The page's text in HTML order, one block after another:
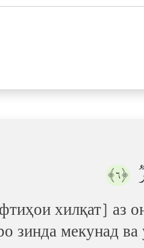
﴿٦﴾
хилқат] аз
зинда мекунад